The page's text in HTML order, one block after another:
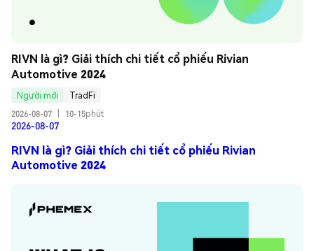
RIVN là gì? Giải thích chi tiết cổ phiếu Rivian
Automotive 2024
Người mới
TradFi
2026-08-07
10-15phút
2026-08-07
RIVN là gì? Giải thích chi tiết cổ phiếu Rivian
Automotive 2024